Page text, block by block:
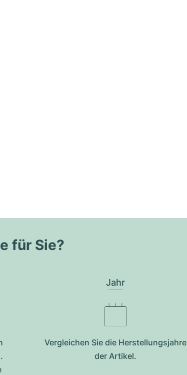
für Sie?
Jahr
Vergleichen Sie die Herstellungsjahre
der Artikel.